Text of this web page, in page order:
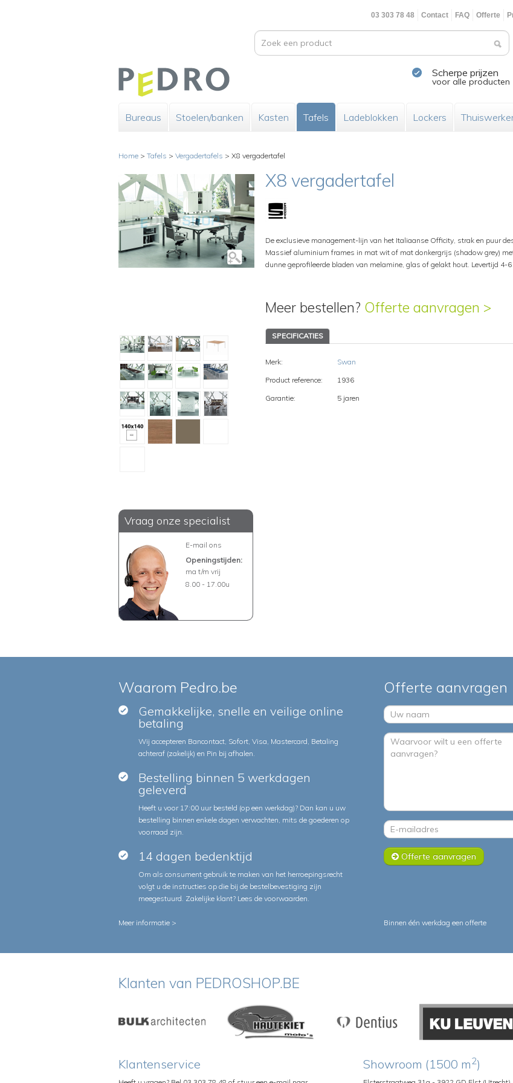
03 303 78 48 Contact FAQ Offerte
Scherpe prijzen
voor alle producten
Bureaus Stoelen/banken Kasten Tafels Ladeblokken Lockers
Home > Tafels > Vergadertafels > X8 vergadertafel
Vraag onze specialist
E-mail ons
Openingstijden:
ma t/m vrij
8.00 - 17.00u
X8 vergadertafel
De exclusieve management-lijn van het Italiaanse Officity, strak en puur
Massief aluminium frames in mat wit of mat donkergrijs (shadow grey)
dunne geprofileerde bladen van melamine, glas of gelakt hout. Levertijd 4-6
Meer bestellen? Offerte aanvragen >
SPECIFICATIES
Merk:
Swan
Product reference:
1936
Garantie:
5 jaren
Waarom Pedro.be
Gemakkelijke, snelle en veilige online
betaling
Wij accepteren Bancontact, Sofort, Visa, Mastercard, Betaling
achteraf (zakelijk) en Pin bij afhalen.
Bestelling binnen 5 werkdagen
geleverd
Heeft u voor 17:00 uur besteld (op een werkdag)? Dan kan u uw
bestelling binnen enkele dagen verwachten, mits de goederen op
voorraad zijn.
14 dagen bedenktijd
Om als consument gebruik te maken van het herroepingsrecht
volgt u de instructies op die bij de bestelbevestiging zijn
meegestuurd. Zakelijke klant? Lees de voorwaarden.
Offerte aanvragen
Offerte aanvragen
Meer informatie > Binnen één werkdag een offerte
Klanten van PEDROSHOP.BE
Klantenservice Showroom (1500 m2)